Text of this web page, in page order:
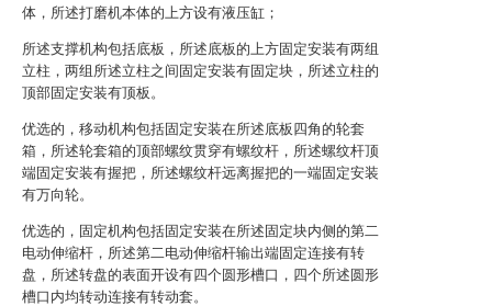
体，所述打磨机本体的上方设有液压缸；
所述支撑机构包括底板，所述底板的上方固定安装有两组
立柱，两组所述立柱之间固定安装有固定块，所述立柱的
顶部固定安装有顶板。
优选的，移动机构包括固定安装在所述底板四角的轮套
箱，所述轮套箱的顶部螺纹贯穿有螺纹杆，所述螺纹杆顶
端固定安装有握把，所述螺纹杆远离握把的一端固定安装
有万向轮。
优选的，固定机构包括固定安装在所述固定块内侧的第二
电动伸缩杆，所述第二电动伸缩杆输出端固定连接有转
盘，所述转盘的表面开设有四个圆形槽口，四个所述圆形
槽口内均转动连接有转动套。